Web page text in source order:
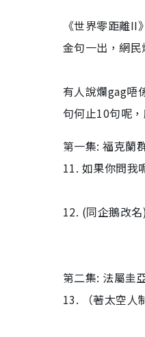
《世界零距離
金句一出，網
有人說爛gag唔
句何止10句呢
第一集: 福克蘭
11. 如果你問我
12. (同企鵝改
第二集: 法屬圭
13. （著太空人